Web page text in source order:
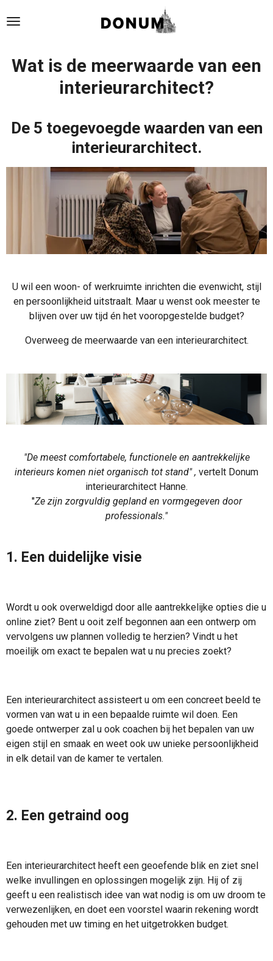
direct
hoofdinhoud
Wat is de meerwaarde van een
interieurarchitect?
De 5 toegevoegde waarden van een
interieurarchitect.
U wil een woon- of werkruimte inrichten die evenwicht, stijl
en persoonlijkheid uitstraalt. Maar u wenst ook meester te
blijven over uw tijd én het vooropgestelde budget?
Overweeg de meerwaarde van een interieurarchitect.
"De meest comfortabele, functionele en aantrekkelijke
interieurs komen niet organisch tot stand" , vertelt Donum
interieurarchitect Hanne.
"Ze zijn zorgvuldig gepland en vormgegeven door
professionals."
1. Een duidelijke visie
Wordt u ook overweldigd door alle aantrekkelijke opties die u
online ziet? Bent u ooit zelf begonnen aan een ontwerp om
vervolgens uw plannen volledig te herzien? Vindt u het
moeilijk om exact te bepalen wat u nu precies zoekt?
Een interieurarchitect assisteert u om een concreet beeld te
vormen van wat u in een bepaalde ruimte wil doen. Een
goede ontwerper zal u ook coachen bij het bepalen van uw
eigen stijl en smaak en weet ook uw unieke persoonlijkheid
in elk detail van de kamer te vertalen.
2. Een getraind oog
Een interieurarchitect heeft een geoefende blik en ziet snel
welke invullingen en oplossingen mogelijk zijn. Hij of zij
geeft u een realistisch idee van wat nodig is om uw droom te
verwezenlijken, en doet een voorstel waarin rekening wordt
gehouden met uw timing en het uitgetrokken budget.